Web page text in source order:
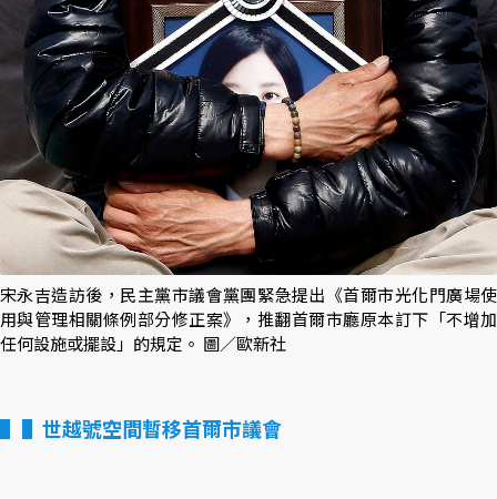
宋永吉造訪後，民主黨市議會黨團緊急提出《首爾市光化門廣場使
用與管理相關條例部分修正案》，推翻首爾市廳原本訂下「不增加
任何設施或擺設」的規定。 圖／歐新社
▌世越號空間暫移首爾市議會